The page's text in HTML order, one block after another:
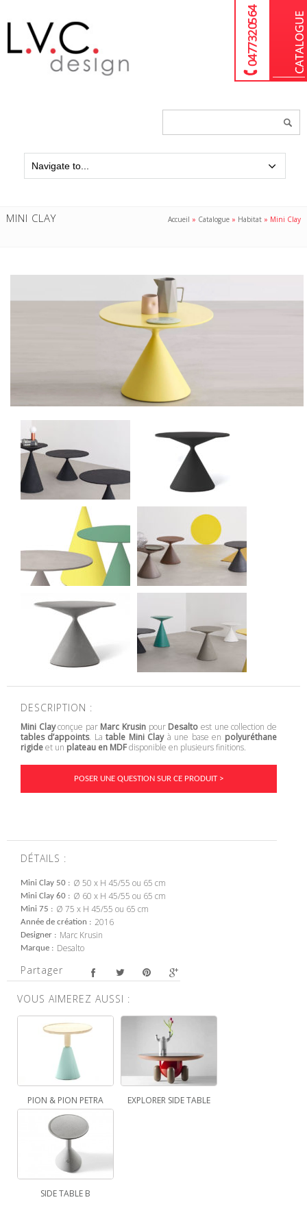
04 77 32 05 64
MINI CLAY Accueil » Catalogue » Habitat » Mini Clay
DESCRIPTION :
Mini Clayconçue par Marc Krusin pour Desalto est une collection de
tables d’appoints. Latable Mini Clayà une base en polyuréthane
rigideet un plateau en MDFdisponible en plusieurs finitions.
POSER UNE QUESTION SUR CE PRODUIT >
DÉTAILS :
Mini Clay 50 Ø 50 x H 45/55 ou 65 cm
Mini Clay 60 Ø 60 x H 45/55 ou 65 cm
Mini 75 Ø 75 x H 45/55 ou 65 cm
Année de création 2016
Designer Marc Krusin
Marque Desalto
Partager
VOUS AIMEREZ AUSSI :
PION & PION PETRA EXPLORER SIDE TABLE
SIDE TABLE B